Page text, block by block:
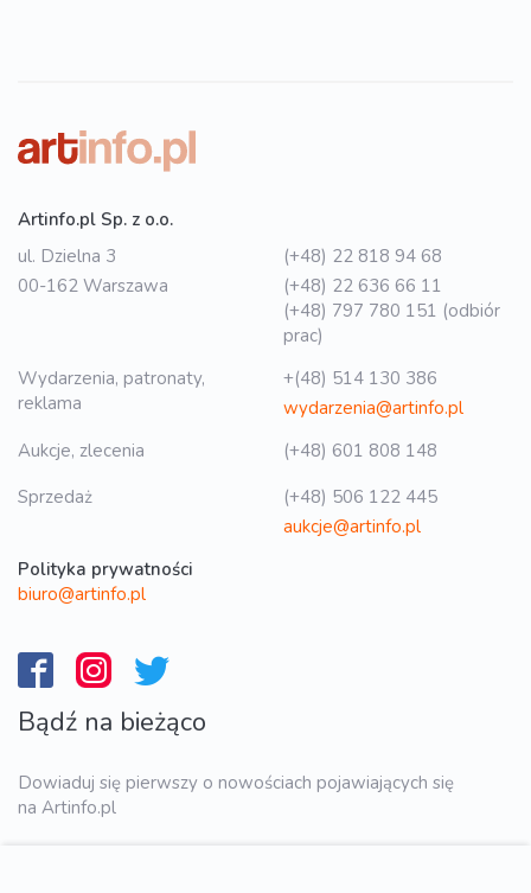
Artinfo.pl Sp. z o.o.
ul. Dzielna 3
00-162 Warszawa
(+48) 22 818 94 68
(+48) 22 636 66 11
(+48) 797 780 151 (odbiór
prac)
Wydarzenia, patronaty,
reklama
+(48) 514 130 386
wydarzenia@artinfo.pl
Aukcje, zlecenia
(+48) 601 808 148
Sprzedaż
(+48) 506 122 445
aukcje@artinfo.pl
Polityka prywatności
biuro@artinfo.pl
Bądź na bieżąco
Dowiaduj się pierwszy o nowościach pojawiających się
na Artinfo.pl